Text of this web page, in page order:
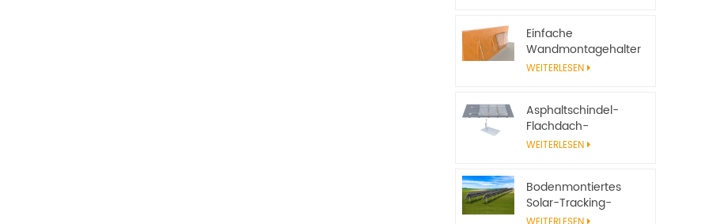
Solarsysteme
Einfache
Wandmontagehalterungen
aus Aluminium für
WEITERLESEN
Asphaltschindel-
Flachdach-
Solarpanel-
WEITERLESEN
Bodenmontiertes
Solar-Tracking-
System, verstellbarer